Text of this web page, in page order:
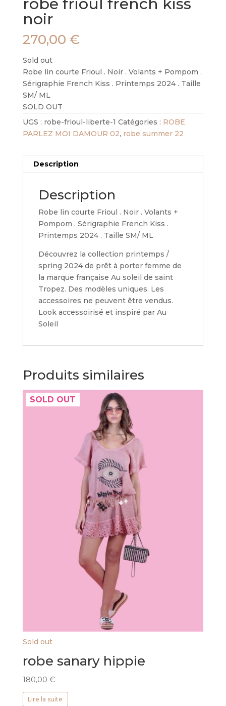
robe frioul french kiss
noir
270,00 €
Sold out
Robe lin courte Frioul . Noir . Volants + Pompom .
Sérigraphie French Kiss . Printemps 2024 . Taille
SM/ ML
SOLD OUT
UGS : robe-frioul-liberte-1 Catégories : ROBE
PARLEZ MOI DAMOUR 02, robe summer 22
Description
Description
Robe lin courte Frioul . Noir . Volants +
Pompom . Sérigraphie French Kiss .
Printemps 2024 . Taille SM/ ML
Découvrez la collection printemps /
spring 2024 de prêt à porter femme de
la marque française Au soleil de saint
Tropez. Des modèles uniques. Les
accessoires ne peuvent être vendus.
Look accessoirisé et inspiré par Au
Soleil
Produits similaires
SOLD OUT
Sold out
robe sanary hippie
180,00 €
Lire la suite